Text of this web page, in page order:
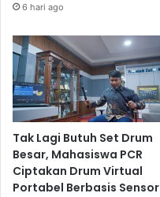
6 hari ago
Tak Lagi Butuh Set Drum
Besar, Mahasiswa PCR
Ciptakan Drum Virtual
Portabel Berbasis Sensor